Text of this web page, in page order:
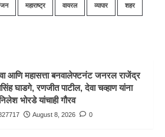
महाराष्ट्र वायरल व्यापार शहर
आणि महासत्ता बनवालेफ्टनंट जनरल राजेंद्र
घाडगे, रणजीत पाटील, देवा चव्हाण यांना
भोरडे यांचाही गौरव
August 8, 2026 0